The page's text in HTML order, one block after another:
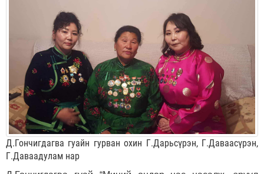
Д.Гончигдагва гуайн гурван охин Г.Дарьсүрэн, Г.Даваасүрэн,
Г.Даваадулам нар